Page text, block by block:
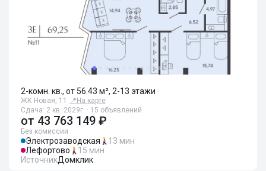
2-комн. кв., от 56.43 м², 2-13 этажи
ЖК Новая, 11 📍 На карте
Сдача: 2 кв. 2029г. · 15 объявлений
от 43 763 149 ₽
Без комиссии
Электрозаводская
13 мин
Лефортово
15 мин
ИсточникДомклик